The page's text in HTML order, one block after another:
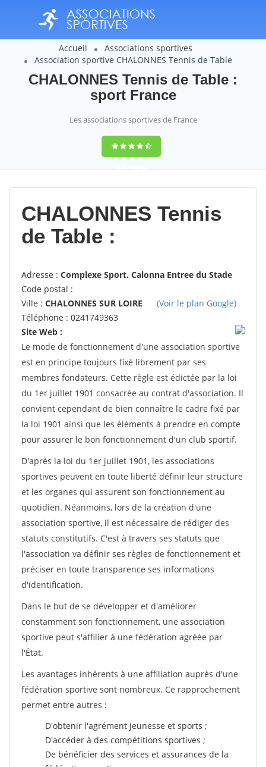
Accueil
Associations sportives
Association sportive CHALONNES Tennis de Table
CHALONNES Tennis de Table :
sport France
Les associations sportives de France
9,4(100%)
14358votes
CHALONNES Tennis
de Table :
Adresse : Complexe Sport. Calonna Entree du Stade
Code postal :
Ville : CHALONNES SUR LOIRE
(Voir le plan Google)
Téléphone : 0241749363
Site Web :
Le mode de fonctionnement d'une association sportive
est en principe toujours fixé librement par ses
membres fondateurs. Cette règle est édictée par la loi
du 1er juillet 1901 consacrée au contrat d'association. Il
convient cependant de bien connaître le cadre fixé par
la loi 1901 ainsi que les éléments à prendre en compte
pour assurer le bon fonctionnement d'un club sportif.
D'après la loi du 1er juillet 1901, les associations
sportives peuvent en toute liberté définir leur structure
et les organes qui assurent son fonctionnement au
quotidien. Néanmoins, lors de la création d'une
association sportive, il est nécessaire de rédiger des
statuts constitutifs. C'est à travers ses statuts que
l'association va définir ses règles de fonctionnement et
préciser en toute transparence ses informations
d'identification.
Dans le but de se développer et d'améliorer
constamment son fonctionnement, une association
sportive peut s'affilier à une fédération agréée par
l'État.
Les avantages inhérents à une affiliation auprès d'une
fédération sportive sont nombreux. Ce rapprochement
permet entre autres :
D'obtenir l'agrément jeunesse et sports ;
D'accéder à des compétitions sportives ;
De bénéficier des services et assurances de la